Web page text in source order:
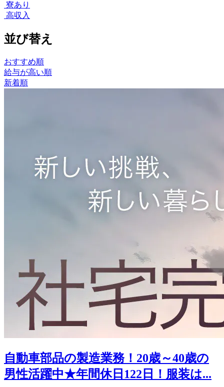
寮あり
高収入
並び替え
おすすめ順
給与が高い順
新着順
自動車部品の製造業務！20歳～40歳の
男性活躍中★年間休日122日！服装は...